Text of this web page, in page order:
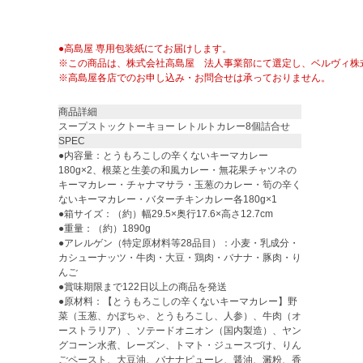
●高島屋 専用包装紙にてお届けします。
※この商品は、株式会社高島屋 法人事業部にて選定し、ベルヴィ株
※高島屋各店でのお申し込み・お問合せは承っておりません。
商品詳細
スープストックトーキョー レトルトカレー8個詰合せ
SPEC
●内容量：とうもろこしの辛くないキーマカレー
180g×2、根菜と生姜の和風カレー・無花果チャツネの
キーマカレー・チャナマサラ・玉葱のカレー・筍の辛く
ないキーマカレー・バターチキンカレー各180g×1
●箱サイズ：（約）幅29.5×奥行17.6×高さ12.7cm
●重量：（約）1890g
●アレルゲン（特定原材料等28品目）：小麦・乳成分・
カシューナッツ・牛肉・大豆・鶏肉・バナナ・豚肉・り
んご
●賞味期限まで122日以上の商品を発送
●原材料：【とうもろこしの辛くないキーマカレー】野
菜（玉葱、かぼちゃ、とうもろこし、人参）、牛肉（オ
ーストラリア）、ソテードオニオン（国内製造）、ヤン
グコーン水煮、レーズン、トマト・ジュースづけ、りん
ごペースト、大豆油、バナナピューレ、醤油、澱粉、香